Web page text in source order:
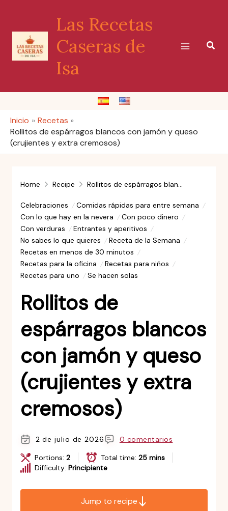
contenido
Las Recetas
Caseras de
Isa
Inicio
Recetas
Rollitos de espárragos blancos con jamón y queso
(crujientes y extra cremosos)
Home Recipe Rollitos de espárragos blancos con jamón y queso (crujientes y extra cremosos)
Celebraciones
Comidas rápidas para entre semana
Con lo que hay en la nevera
Con poco dinero
Con verduras
Entrantes y aperitivos
No sabes lo que quieres
Receta de la Semana
Recetas en menos de 30 minutos
Recetas para la oficina
Recetas para niños
Recetas para uno
Se hacen solas
Rollitos de
espárragos blancos
con jamón y queso
(crujientes y extra
cremosos)
2 de julio de 2026
0 comentarios
Portions: 2 Total time: 25 mins
Difficulty: Principiante
Jump to recipe